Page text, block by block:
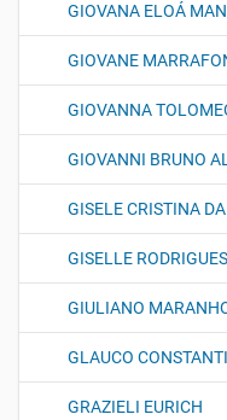
GIOVANA ELOÁ
GIOVANE
GIOVANNA
GIOVANNI BRUNO
GISELE CRISTINA
GISELLE RODRIGUES
GIULIANO
GLAUCO
GRAZIELI EURICH